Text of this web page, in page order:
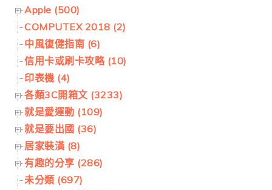
Apple (500)
COMPUTEX 2018 (2)
中風復健指南 (6)
信用卡或刷卡攻略 (10)
印表機 (4)
各類3C開箱文 (3233)
就是愛運動 (109)
就是要出國 (36)
居家裝潢 (8)
有趣的分享 (286)
未分類 (697)